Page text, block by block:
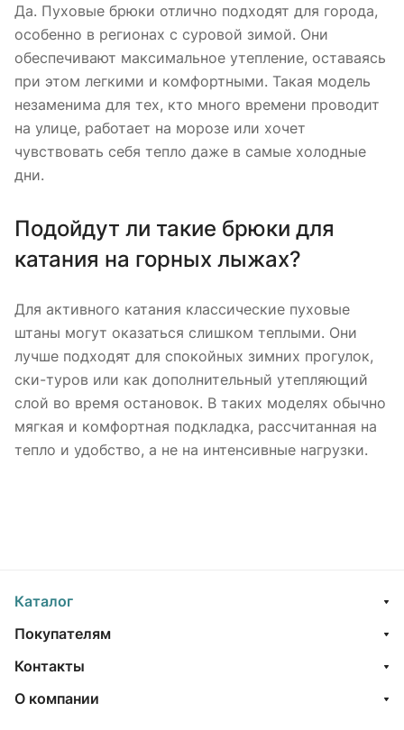
Да. Пуховые брюки отлично подходят для города,
особенно в регионах с суровой зимой. Они
обеспечивают максимальное утепление, оставаясь
при этом легкими и комфортными. Такая модель
незаменима для тех, кто много времени проводит
на улице, работает на морозе или хочет
чувствовать себя тепло даже в самые холодные
дни.
Подойдут ли такие брюки для
катания на горных лыжах?
Для активного катания классические пуховые
штаны могут оказаться слишком теплыми. Они
лучше подходят для спокойных зимних прогулок,
ски-туров или как дополнительный утепляющий
слой во время остановок. В таких моделях обычно
мягкая и комфортная подкладка, рассчитанная на
тепло и удобство, а не на интенсивные нагрузки.
Каталог
Покупателям
Контакты
О компании